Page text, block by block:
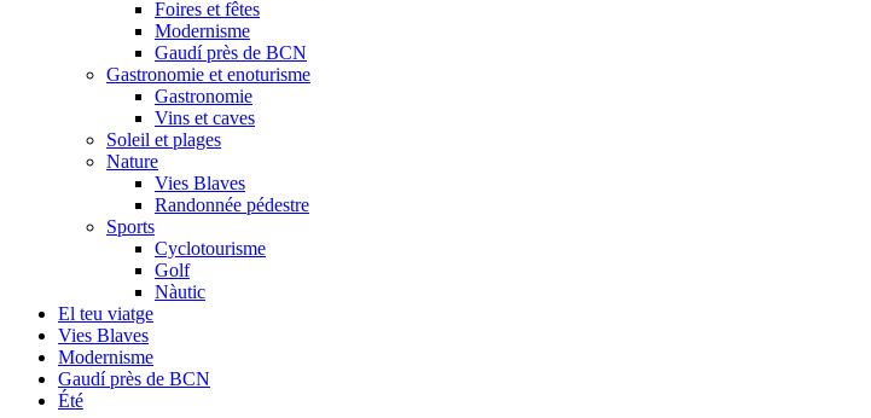
Foires et fêtes
Modernisme
Gaudí près de BCN
Gastronomie et enoturisme
Gastronomie
Vins et caves
Soleil et plages
Nature
Vies Blaves
Randonnée pédestre
Sports
Cyclotourisme
Golf
Nàutic
El teu viatge
Vies Blaves
Modernisme
Gaudí près de BCN
Été